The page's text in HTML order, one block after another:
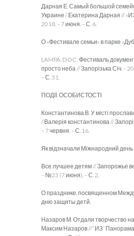
Дарная Е. Самый большой
Украине / Екатерина Дарная //
2018. – 7 июня. – С. 6.
О «Фестивале семьи» в парке
LAMPA. DOC: Фестиваль
просто неба // Запорізька Січ. –
– С. 31.
ПОДІЇ. ОСОБИСТОСТІ
Константинова В. У місті
/ Валерія константинова //
– 7 червня. – С. 16.
Як відзначали Міжнародний день
Все лучшее детям // Запорожье
– №23 (7 июня). – С. 2.
О празднике, посвященном
дню защиты детй.
Назаров М. Отдали творчество
Максим Назаров //” ИЗ”